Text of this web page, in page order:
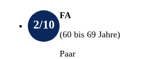
2/10
FA
(60 bis 69 Jahre)
Paar